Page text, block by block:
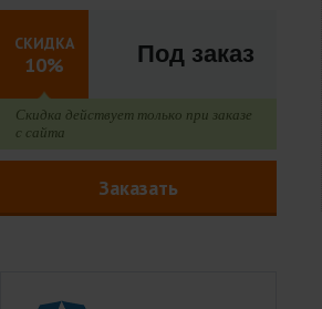
СКИДКА
10% Под заказ
Скидка действует только при заказе
с сайта
Заказать